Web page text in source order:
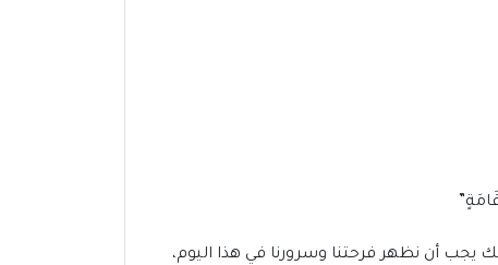
يجب أن نظهر فرحتنا وسرورنا في هذا اليوم،